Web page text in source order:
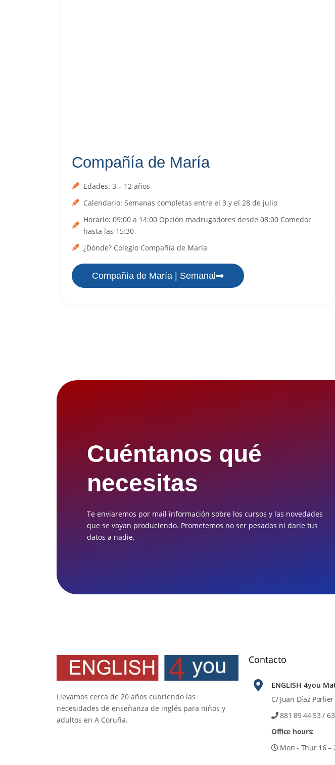
Compañía de María
Edades: 3 – 12 años
Calendario: Semanas completas entre el 3 y el 28 de julio
Horario: 09:00 a 14:00 Opción madrugadores desde 08:00 Comedor
hasta las 15:30
¿Dónde? Colegio Compañía de María
Compañía de María | Semanal
Cuéntanos qué
necesitas
Te enviaremos por mail información sobre los cursos y las novedades
que se vayan produciendo. Prometemos no ser pesados ni darle tus
datos a nadie.
Llevamos cerca de 20 años cubriendo las
necesidades de enseñanza de inglés para niños y
adultos en A Coruña.
Contacto
ENGLISH 4you
C/ Juan Díaz
881 89 44 53 /
Office hours:
Mon - Thur 16 –